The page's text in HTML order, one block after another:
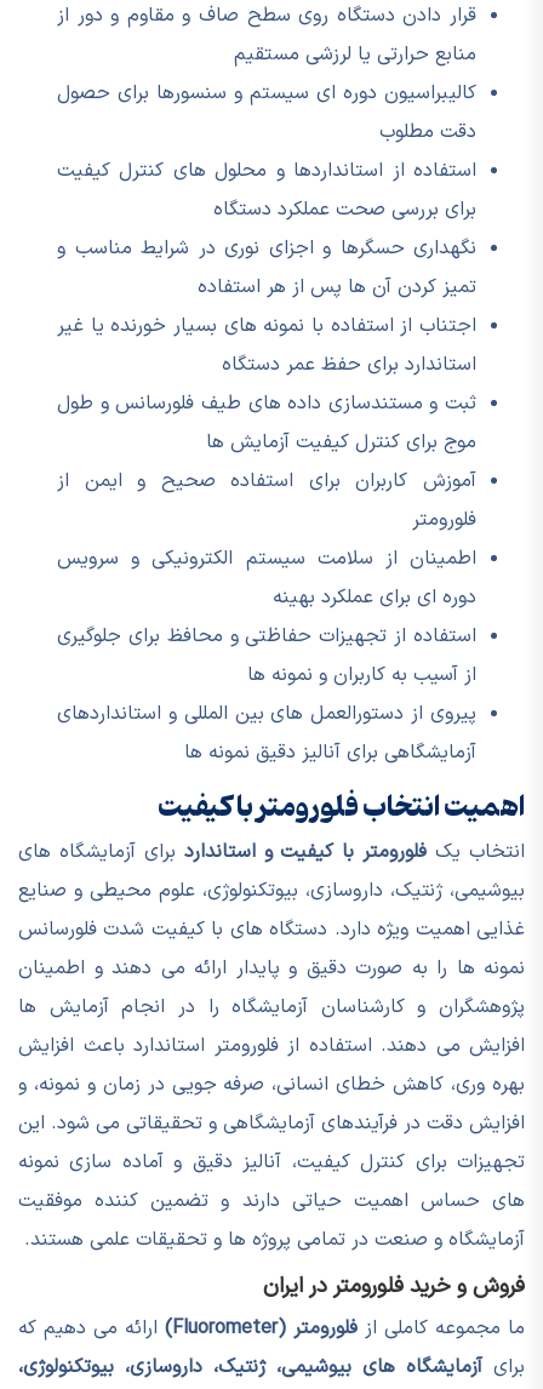
قرار دادن دستگاه روی سطح صاف و مقاوم و دور از
منابع حرارتی یا لرزشی مستقیم
کالیبراسیون دوره ای سیستم و سنسورها برای حصول
دقت مطلوب
استفاده از استانداردها و محلول های کنترل کیفیت
برای بررسی صحت عملکرد دستگاه
نگهداری حسگرها و اجزای نوری در شرایط مناسب و
تمیز کردن آن ها پس از هر استفاده
اجتناب از استفاده با نمونه های بسیار خورنده یا غیر
استاندارد برای حفظ عمر دستگاه
ثبت و مستندسازی داده های طیف فلورسانس و طول
موج برای کنترل کیفیت آزمایش ها
آموزش کاربران برای استفاده صحیح و ایمن از
فلورومتر
اطمینان از سلامت سیستم الکترونیکی و سرویس
دوره ای برای عملکرد بهینه
استفاده از تجهیزات حفاظتی و محافظ برای جلوگیری
از آسیب به کاربران و نمونه ها
پیروی از دستورالعمل های بین المللی و استانداردهای
آزمایشگاهی برای آنالیز دقیق نمونه ها
اهمیت انتخاب فلورومتر با کیفیت
انتخاب یک فلورومتر با کیفیت و استاندارد برای آزمایشگاه های
بیوشیمی، ژنتیک، داروسازی، بیوتکنولوژی، علوم محیطی و صنایع
غذایی اهمیت ویژه دارد. دستگاه های با کیفیت شدت فلورسانس
نمونه ها را به صورت دقیق و پایدار ارائه می دهند و اطمینان
پژوهشگران و کارشناسان آزمایشگاه را در انجام آزمایش ها
افزایش می دهند. استفاده از فلورومتر استاندارد باعث افزایش
بهره وری، کاهش خطای انسانی، صرفه جویی در زمان و نمونه، و
افزایش دقت در فرآیندهای آزمایشگاهی و تحقیقاتی می شود. این
تجهیزات برای کنترل کیفیت، آنالیز دقیق و آماده سازی نمونه
های حساس اهمیت حیاتی دارند و تضمین کننده موفقیت
آزمایشگاه و صنعت در تمامی پروژه ها و تحقیقات علمی هستند.
فروش و خرید فلورومتر در ایران
ما مجموعه کاملی از فلورومتر (Fluorometer)
ارائه می دهیم که
برایآزمایشگاه های بیوشیمی، ژنتیک، داروسازی، بیوتکنولوژی،